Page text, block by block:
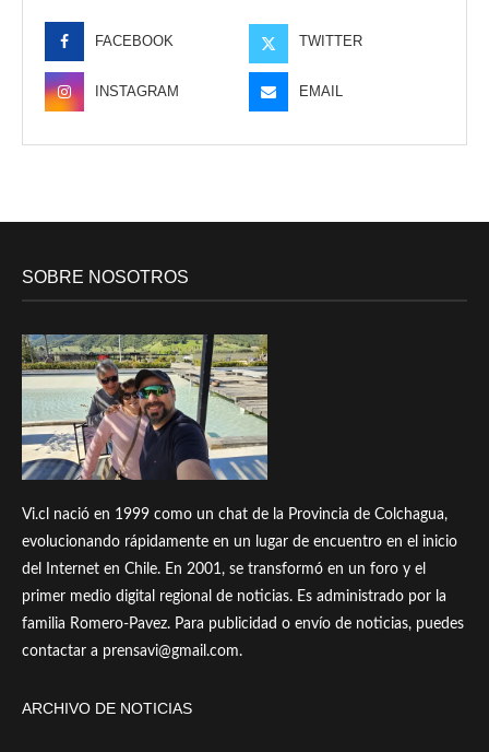
FACEBOOK TWITTER
INSTAGRAM EMAIL
SOBRE NOSOTROS
Vi.cl nació en 1999 como un chat de la Provincia de Colchagua,
evolucionando rápidamente en un lugar de encuentro en el inicio
del Internet en Chile. En 2001, se transformó en un foro y el
primer medio digital regional de noticias. Es administrado por la
familia Romero-Pavez. Para publicidad o envío de noticias, puedes
contactar a prensavi@gmail.com.
ARCHIVO DE NOTICIAS